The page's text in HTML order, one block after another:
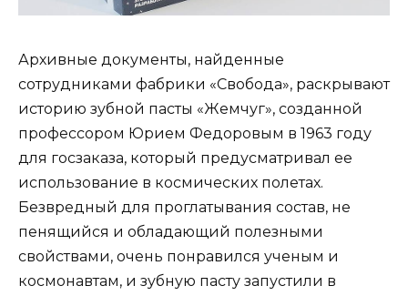
Архивные документы, найденные
сотрудниками фабрики «Свобода», раскрывают
историю зубной пасты «Жемчуг», созданной
профессором Юрием Федоровым в 1963 году
для госзаказа, который предусматривал ее
использование в космических полетах.
Безвредный для проглатывания состав, не
пенящийся и обладающий полезными
свойствами, очень понравился ученым и
космонавтам, и зубную пасту запустили в